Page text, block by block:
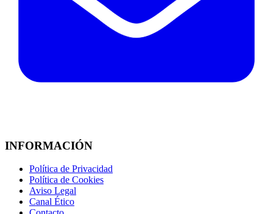
INFORMACIÓN
Política de Privacidad
Política de Cookies
Aviso Legal
Canal Ético